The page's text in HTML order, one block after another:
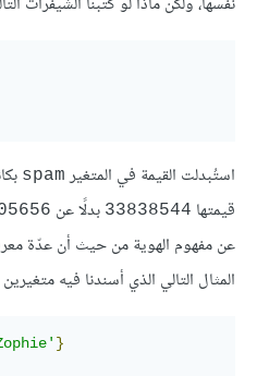
استُبدلت القيمة في المتغير spam
قيمتها 33838544 بدلًا عن
عن مفهوم الهوية من حيث أن عدّة
المثال التالي الذي أسندنا فيه
}